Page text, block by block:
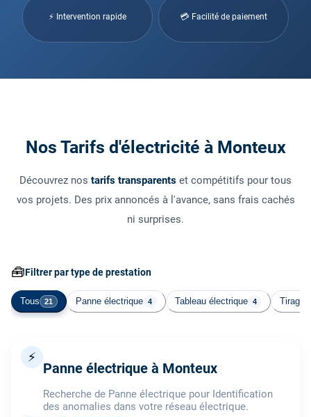
⚡ Intervention rapide 💳 Facilité de paiement
Nos Tarifs d'électricité à Monteux
Découvrez nos tarifs transparents et compétitifs pour tous
vos projets. Des prix annoncés à l'avance, sans frais cachés
ni surprises.
🧰Filtrer par type de prestation
Tous 21 Panne électrique 4 Tableau électrique 4 Tirage
⚡
Panne électrique à Monteux
Recherche de Panne électrique pour Identification
des anomalies dans votre réseau électrique.